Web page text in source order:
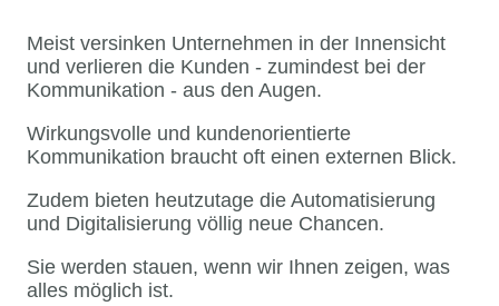
Meist versinken Unternehmen in der Innensicht
und verlieren die Kunden - zumindest bei der
Kommunikation - aus den Augen.
Wirkungsvolle und kundenorientierte
Kommunikation braucht oft einen externen Blick.
Zudem bieten heutzutage die Automatisierung
und Digitalisierung völlig neue Chancen.
Sie werden stauen, wenn wir Ihnen zeigen, was
alles möglich ist.